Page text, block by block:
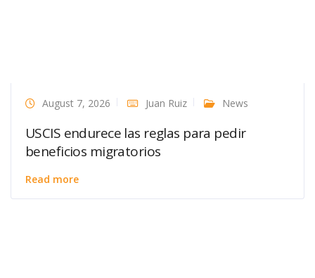
August 7, 2026 Juan Ruiz News
USCIS endurece las reglas para pedir
beneficios migratorios
Read more